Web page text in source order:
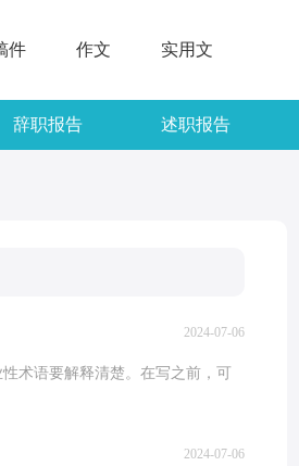
件 作文 实用文
辞职报告 述职报告
2024-07-06
术语要解释清楚。在写之前，可
2024-07-06